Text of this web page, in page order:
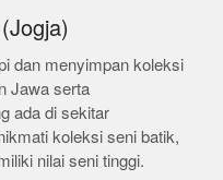
dan menyimpan koleksi
Jawa serta
ada di sekitar
koleksi seni batik,
nilai seni tinggi.